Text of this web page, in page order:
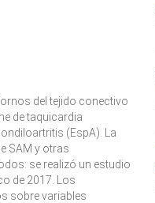
del tejido conectivo
de taquicardia
(EspA). La
SAM y otras
se realizó un estudio
de 2017. Los
sobre variables